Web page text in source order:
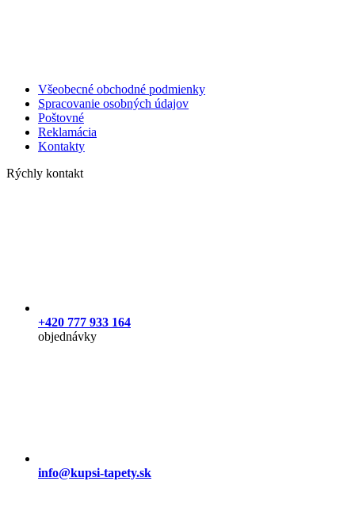
Všeobecné obchodné podmienky
Spracovanie osobných údajov
Poštovné
Reklamácia
Kontakty
Rýchly kontakt
+420 777 933 164
objednávky
info@kupsi-tapety.sk